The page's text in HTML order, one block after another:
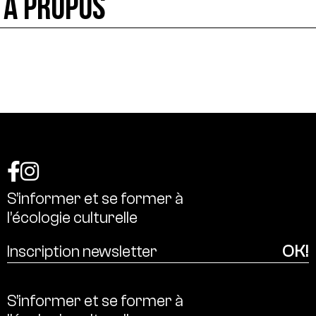
À PROPOS
S’informer et se former à
l’écologie culturelle
S’informer et se former à